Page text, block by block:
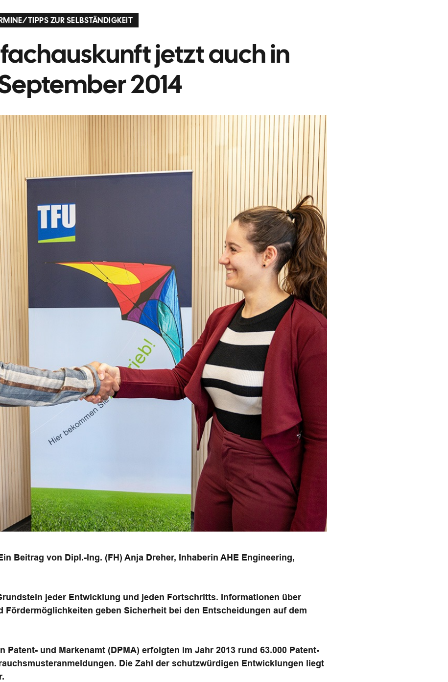
/TIPPS ZUR SELBSTÄNDIGKEIT
jetzt auch in
2014
Ein Beitrag von Dipl.-Ing. (FH) Anja Dreher, Inhaberin AHE Engineering,
jeder Entwicklung und jeden Fortschritts. Informationen über
Fördermöglichkeiten geben Sicherheit bei den Entscheidungen auf dem
Patent- und Markenamt (DPMA) erfolgten im Jahr 2013 rund 63.000 Patent-
Die Zahl der schutzwürdigen Entwicklungen liegt